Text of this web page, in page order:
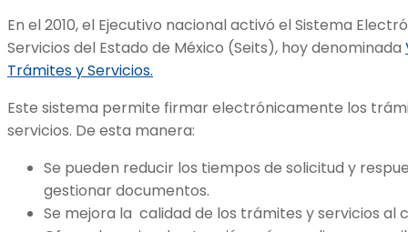
En el 2010, el Ejecutivo nacional activó el Sistema
Servicios del Estado de México (Seits), hoy denominada
Trámites y Servicios.
Este sistema permite firmar electrónicamente los
servicios. De esta manera:
Se pueden reducir los tiempos de solicitud y
gestionar documentos.
Se mejora la calidad de los trámites y servicios al